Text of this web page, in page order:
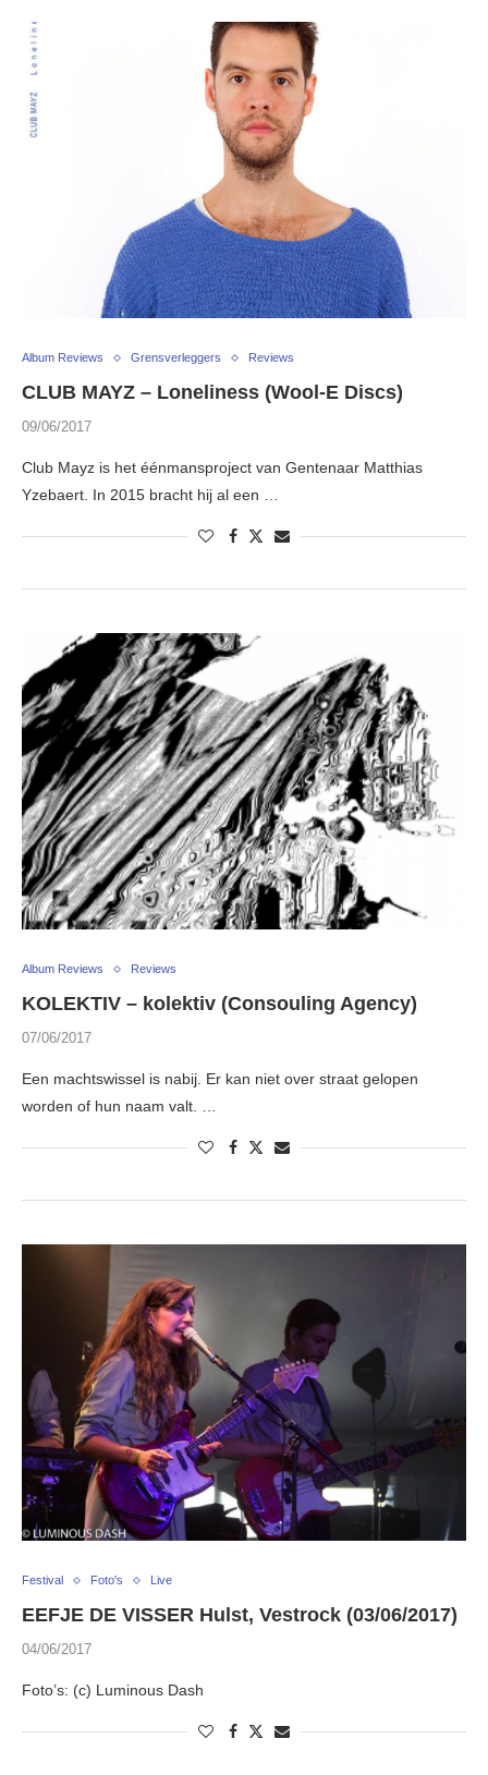
Album Reviews Grensverleggers Reviews
CLUB MAYZ – Loneliness (Wool-E Discs)
09/06/2017
Club Mayz is het éénmansproject van Gentenaar Matthias
Yzebaert. In 2015 bracht hij al een …
Album Reviews Reviews
KOLEKTIV – kolektiv (Consouling Agency)
07/06/2017
Een machtswissel is nabij. Er kan niet over straat gelopen
worden of hun naam valt. …
Festival Foto's Live
EEFJE DE VISSER Hulst, Vestrock (03/06/2017)
04/06/2017
Foto’s: (c) Luminous Dash